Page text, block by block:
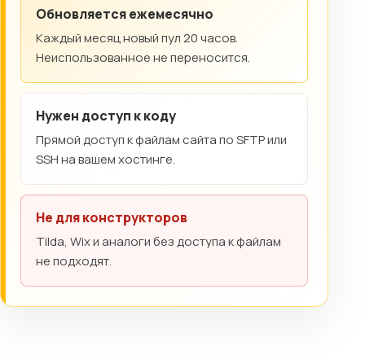
Обновляется ежемесячно
Каждый месяц новый пул 20 часов.
Неиспользованное не переносится.
Нужен доступ к коду
Прямой доступ к файлам сайта по SFTP или
SSH на вашем хостинге.
Не для конструкторов
Tilda, Wix и аналоги без доступа к файлам
не подходят.